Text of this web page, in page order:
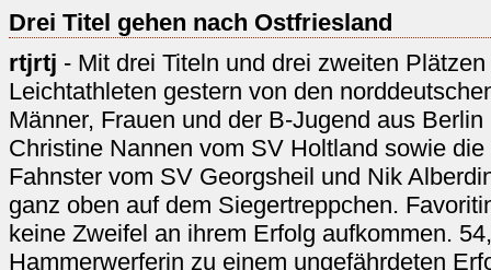
Drei Titel gehen nach Ostfriesland
rtjrtj - Mit drei Titeln und drei zweiten
Leichtathleten gestern von den
Männer, Frauen und der B-Jugend aus
Christine Nannen vom SV Holtland sowie
Fahnster vom SV Georgsheil und Nik
ganz oben auf dem Siegertreppchen.
keine Zweifel an ihrem Erfolg aufkommen.
Hammerwerferin zu einem ungefährdeten